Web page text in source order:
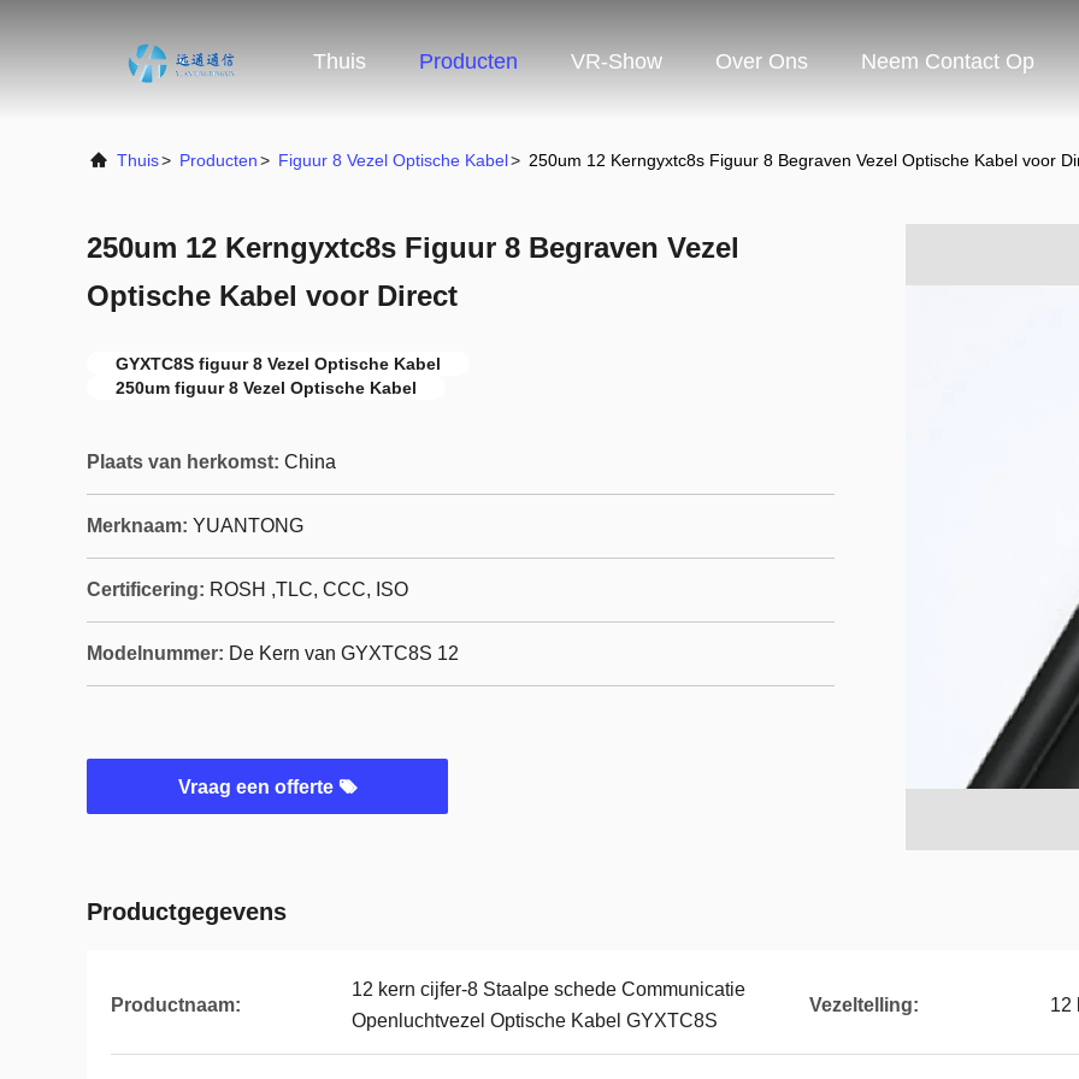
Thuis Producten VR-Show Over Ons Neem Contact Op
Thuis> Producten> Figuur 8 Vezel Optische Kabel> 250um 12 Kerngyxtc8s Figuur 8 Begraven Vezel Optische Kabel voor
250um 12 Kerngyxtc8s Figuur 8 Begraven Vezel
Optische Kabel voor Direct
GYXTC8S figuur 8 Vezel Optische Kabel
250um figuur 8 Vezel Optische Kabel
Plaats van herkomst: China
Merknaam: YUANTONG
Certificering: ROSH ,TLC, CCC, ISO
Modelnummer: De Kern van GYXTC8S 12
Vraag een offerte
Productgegevens
Productnaam:
12 kern cijfer-8 Staalpe schede Communicatie
Openluchtvezel Optische Kabel GYXTC8S
Vezeltelling: 12